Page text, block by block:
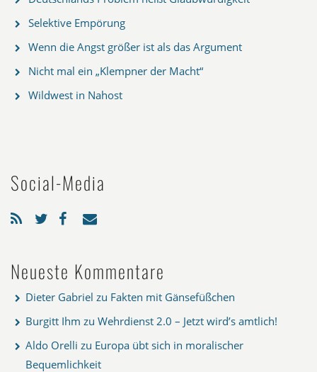
Selektive Empörung
Wenn die Angst größer ist als das Argument
Nicht mal ein „Klempner der Macht“
Wildwest in Nahost
Social-Media
Neueste Kommentare
Dieter Gabriel zu Fakten mit Gänsefüßchen
Burgitt Ihm zu Wehrdienst 2.0 – Jetzt wird’s amtlich!
Aldo Orelli zu Europa übt sich in moralischer
Bequemlichkeit